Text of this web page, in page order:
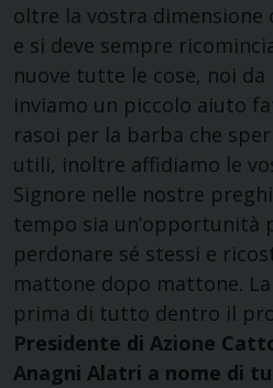
oltre la vostra dimensione
e si deve sempre
nuove tutte le cose, noi
inviamo un piccolo aiuto
rasoi per la barba che
utili, inoltre affidiamo le
Signore nelle nostre
tempo sia un’opportunità
perdonare sé stessi e
mattone dopo mattone.
prima di tutto dentro il
Presidente di Azione
Anagni Alatri a nome di